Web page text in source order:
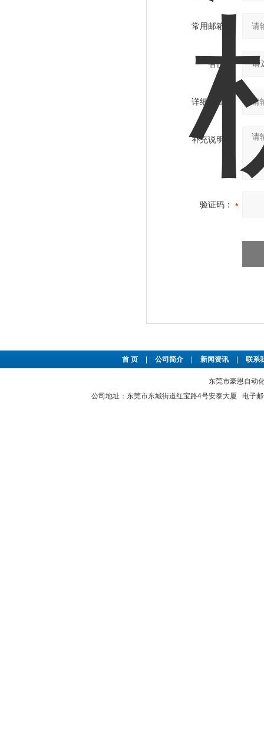
常用邮箱：
省份：
详细地址：
补充说明：
验证码：
首 页 公司简介 新闻资讯 联系
东莞市豪恩自动
公司地址：东莞市东城街道红宝路4号安泰大厦 电子